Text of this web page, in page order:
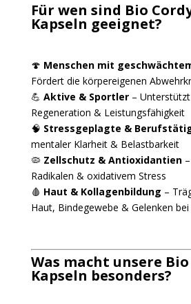
Für wen sind Bio
Kapseln geeignet?
🍄 Menschen mit
Fördert die körpereigenen
💪 Aktive & Sportler– Unterstützt
Regeneration & Leistungsfähigkeit
🧠 Stressgeplagte &
mentaler Klarheit & Belastbarkeit
🦠 Zellschutz & Antioxidantien–
Radikalen & oxidativem Stress
🩸 Haut & Kollagenbildung –
Haut, Bindegewebe & Gelenken bei
Was macht unsere
Kapseln besonders?